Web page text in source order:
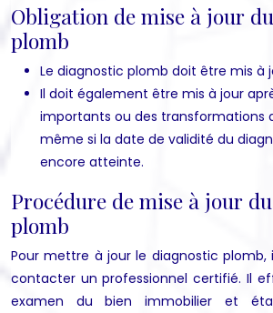
Obligation de mise à jour
plomb
Le diagnostic plomb doit être mis à
Il doit également être mis à jour
importants ou des transformations
même si la date de validité du
encore atteinte.
Procédure de mise à jour
plomb
Pour mettre à jour le diagnostic plomb,
contacter un professionnel certifié. Il
examen du bien immobilier et